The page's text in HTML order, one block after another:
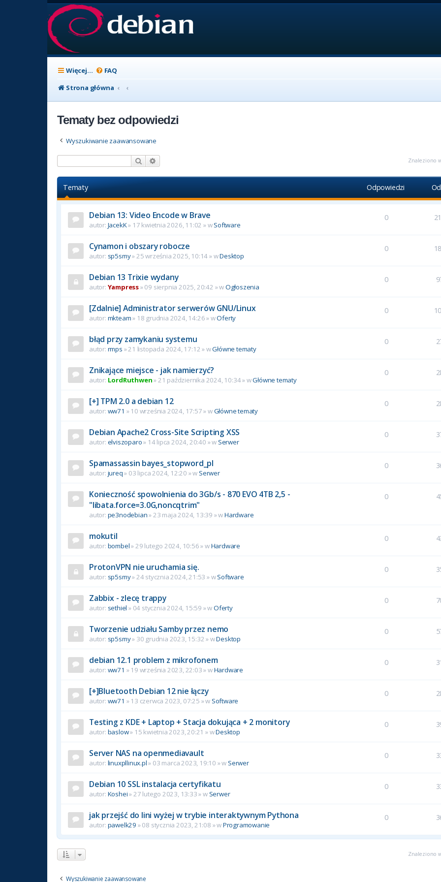
Więcej… FAQ
Strona główna
Tematy bez odpowiedzi
Wyszukiwanie zaawansowane
Szukaj Znaleziono
Tematy Odpowiedzi
Debian 13: Video Encode w Brave
autor: JacekK» 17 kwietnia 2026, 11:02 » wSoftware
0
Cynamon i obszary robocze
autor: sp5smy»25 września 2025, 10:14» wDesktop
0
Debian 13 Trixie wydany
autor: Yampress»09 sierpnia 2025, 20:42 » wOgłoszenia
0
[Zdalnie] Administrator serwerów GNU/Linux
autor: mkteam» 18 grudnia 2024, 14:26» wOferty
0
błąd przy zamykaniu systemu
autor: rmps »21 listopada 2024, 17:12» wGłówne tematy
0
Znikające miejsce - jak namierzyć?
autor: LordRuthwen»21 października 2024, 10:34» wGłówne tematy
0
[+] TPM 2.0 a debian 12
autor: ww71 » 10 września 2024, 17:57» wGłówne tematy
0
Debian Apache2 Cross-Site Scripting XSS
autor: elviszoparo» 14 lipca 2024, 20:40 » w Serwer
0
Spamassassin bayes_stopword_pl
autor: jureq» 03 lipca 2024, 12:20 » w Serwer
0
Konieczność spowolnienia do 3Gb/s - 870 EVO 4TB 2,5 -
"libata.force=3.0G,noncqtrim"
autor: pe3nodebian»23 maja 2024, 13:39 » wHardware
0
mokutil
autor: bombel»29 lutego 2024, 10:56» wHardware
0
ProtonVPN nie uruchamia się.
autor: sp5smy»24 stycznia 2024, 21:53 » wSoftware
0
Zabbix - zlecę trappy
autor: sethiel » 04 stycznia 2024, 15:59 » wOferty
0
Tworzenie udziału Samby przez nemo
autor: sp5smy» 30 grudnia 2023, 15:32» wDesktop
0
debian 12.1 problem z mikrofonem
autor: ww71 » 19 września 2023, 22:03» wHardware
0
[+]Bluetooth Debian 12 nie łączy
autor: ww71 » 13 czerwca 2023, 07:25 » w Software
0
Testing z KDE + Laptop + Stacja dokująca + 2 monitory
autor: baslow» 15 kwietnia 2023, 20:21 » wDesktop
0
Server NAS na openmediavault
autor: linuxpllinux.pl» 03 marca 2023, 19:10 » w Serwer
0
Debian 10 SSL instalacja certyfikatu
autor: Koshei»27 lutego 2023, 13:33» w Serwer
0
jak przejść do lini wyżej w trybie interaktywnym Pythona
autor: pawelk29 »08 stycznia 2023, 21:08 » wProgramowanie
0
Znaleziono
Wyszukiwanie zaawansowane